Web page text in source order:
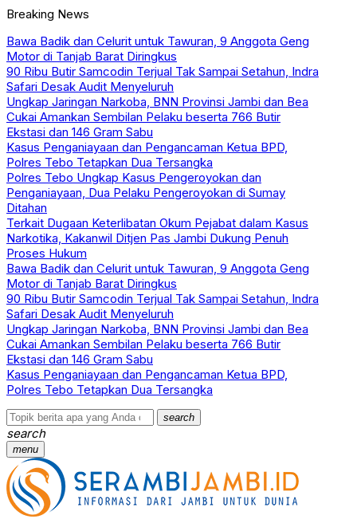
Breaking News
Bawa Badik dan Celurit untuk Tawuran, 9 Anggota Geng
Motor di Tanjab Barat Diringkus
90 Ribu Butir Samcodin Terjual Tak Sampai Setahun, Indra
Safari Desak Audit Menyeluruh
Ungkap Jaringan Narkoba, BNN Provinsi Jambi dan Bea
Cukai Amankan Sembilan Pelaku beserta 766 Butir
Ekstasi dan 146 Gram Sabu
Kasus Penganiayaan dan Pengancaman Ketua BPD,
Polres Tebo Tetapkan Dua Tersangka
Polres Tebo Ungkap Kasus Pengeroyokan dan
Penganiayaan, Dua Pelaku Pengeroyokan di Sumay
Ditahan
Terkait Dugaan Keterlibatan Okum Pejabat dalam Kasus
Narkotika, Kakanwil Ditjen Pas Jambi Dukung Penuh
Proses Hukum
Bawa Badik dan Celurit untuk Tawuran, 9 Anggota Geng
Motor di Tanjab Barat Diringkus
90 Ribu Butir Samcodin Terjual Tak Sampai Setahun, Indra
Safari Desak Audit Menyeluruh
Ungkap Jaringan Narkoba, BNN Provinsi Jambi dan Bea
Cukai Amankan Sembilan Pelaku beserta 766 Butir
Ekstasi dan 146 Gram Sabu
Kasus Penganiayaan dan Pengancaman Ketua BPD,
Polres Tebo Tetapkan Dua Tersangka
search
search
menu